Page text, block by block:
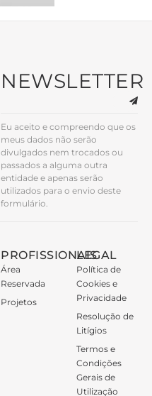
NEWSLETTER
Eu aceito e compreendo que os
meus dados não serão
divulgados nem trocados ou
passados a alguma outra
entidade e apenas serão
utilizados para o envio deste
formulário.
PROFISSIONAIS
Área
Reservada
Projetos
LEGAL
Política de
Cookies e
Privacidade
Resolução de
Litígios
Termos e
Condições
Gerais de
Utilização